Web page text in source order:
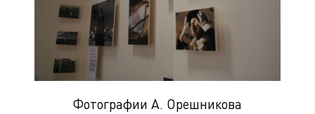
Фотографии А. Орешникова